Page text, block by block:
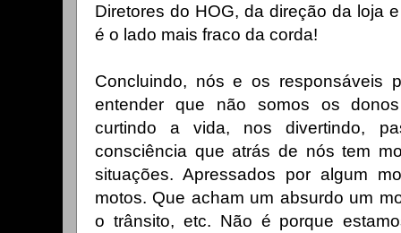
Diretores do HOG, da direção da loja
é o lado mais fraco da corda!
Concluindo, nós e os responsáveis
entender que não somos os
curtindo a vida, nos divertindo,
consciência que atrás de nós tem
situações. Apressados por algum
motos. Que acham um absurdo um
o trânsito, etc. Não é porque